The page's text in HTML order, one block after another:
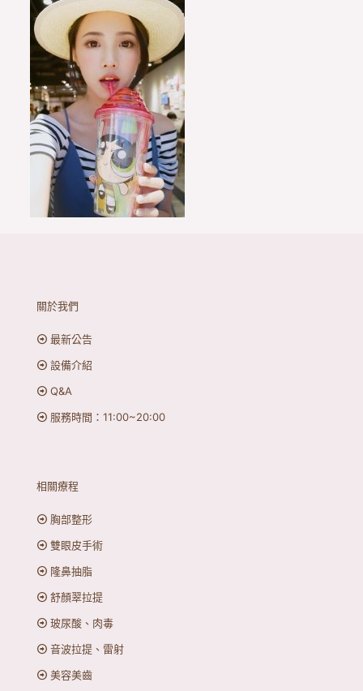
關於我們
最新公告
設備介紹
Q&A
服務時間：11:00~20:00
相關療程
胸部整形
雙眼皮手術
隆鼻抽脂
舒顏翠拉提
玻尿酸、肉毒
音波拉提、雷射
美容美齒